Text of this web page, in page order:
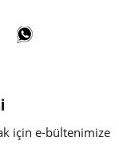
için e-bültenimize